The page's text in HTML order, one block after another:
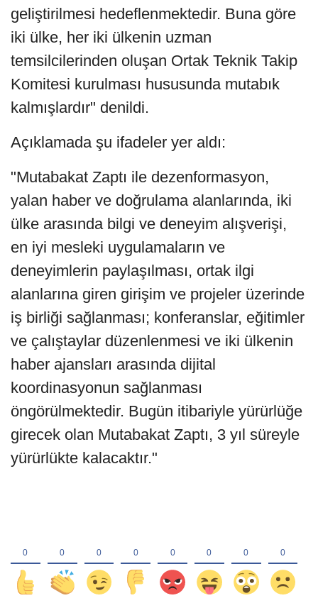
geliştirilmesi hedeflenmektedir. Buna göre
iki ülke, her iki ülkenin uzman
temsilcilerinden oluşan Ortak Teknik Takip
Komitesi kurulması hususunda mutabık
kalmışlardır" denildi.
Açıklamada şu ifadeler yer aldı:
"Mutabakat Zaptı ile dezenformasyon,
yalan haber ve doğrulama alanlarında, iki
ülke arasında bilgi ve deneyim alışverişi,
en iyi mesleki uygulamaların ve
deneyimlerin paylaşılması, ortak ilgi
alanlarına giren girişim ve projeler üzerinde
iş birliği sağlanması; konferanslar, eğitimler
ve çalıştaylar düzenlenmesi ve iki ülkenin
haber ajansları arasında dijital
koordinasyonun sağlanması
öngörülmektedir. Bugün itibariyle yürürlüğe
girecek olan Mutabakat Zaptı, 3 yıl süreyle
yürürlükte kalacaktır."